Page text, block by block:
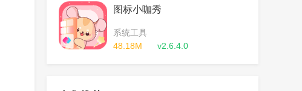
图标小咖秀
系统工具
48.18M
v2.6.4.0